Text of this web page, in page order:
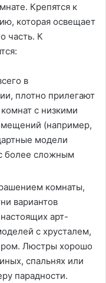
Крепятся к
которая освещает
часть. К
в
плотно прилегают
с низкими
(например,
модели
более сложным
комнаты,
вариантов
арт-
с хрусталем,
Люстры хорошо
спальнях или
парадности.